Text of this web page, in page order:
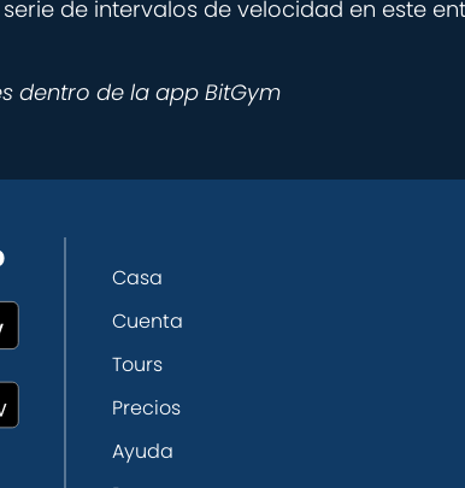
de intervalos de velocidad en este
dentro de la app BitGym
Casa
Cuenta
Tours
Precios
Ayuda